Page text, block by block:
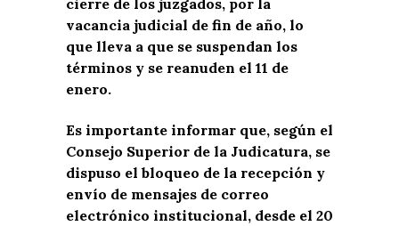
vacancia judicial de fin de año, lo
que lleva a que se suspendan los
términos y se reanuden el 11 de
enero.
Es importante informar que, según el
Consejo Superior de la Judicatura, se
dispuso el bloqueo de la recepción y
envío de mensajes de correo
electrónico institucional, desde el 20